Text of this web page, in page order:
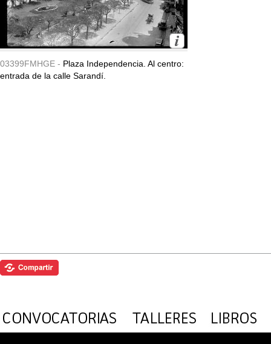
03399FMHGE - Plaza Independencia. Al centro:
entrada de la calle Sarandí.